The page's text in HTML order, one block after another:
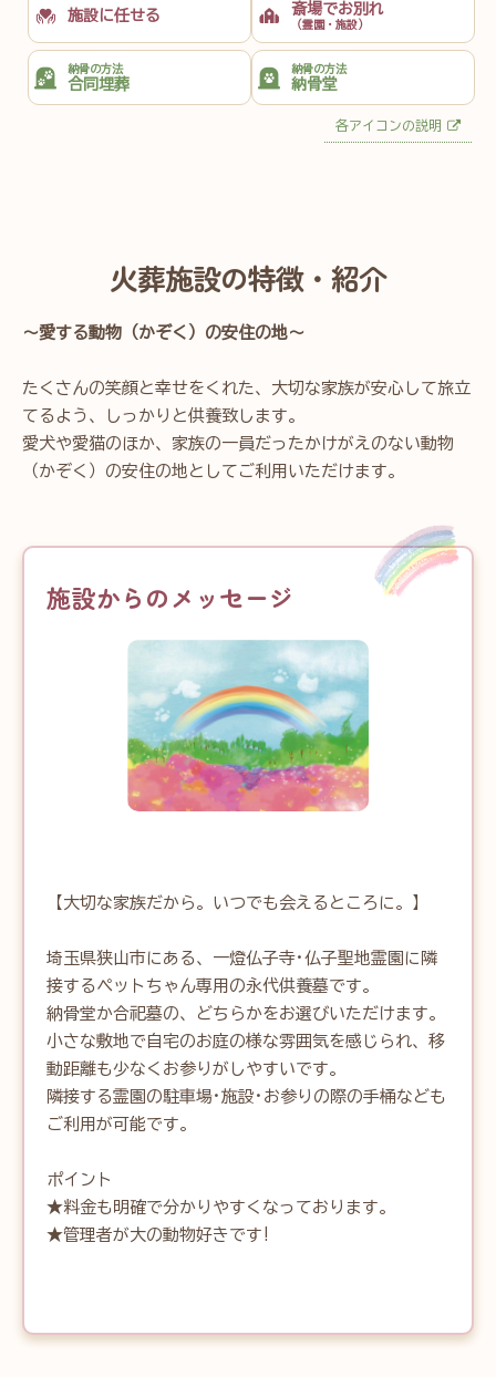
施設に任せる 斎場でお別れ
（霊園・施設）
納骨の方法
合同埋葬
納骨の方法
納骨堂
各アイコンの説明
火葬施設の特徴・紹介
～愛する動物（かぞく）の安住の地～
たくさんの笑顔と幸せをくれた、大切な家族が安心して旅立
てるよう、しっかりと供養致します。
愛犬や愛猫のほか、家族の一員だったかけがえのない動物
（かぞく）の安住の地としてご利用いただけます。
施設からのメッセージ
【大切な家族だから。いつでも会えるところに。】
埼玉県狭山市にある、一燈仏子寺·仏子聖地霊園に隣
接するペットちゃん専用の永代供養墓です。
納骨堂か合祀墓の、どちらかをお選びいただけます。
小さな敷地で自宅のお庭の様な雰囲気を感じられ、移
動距離も少なくお参りがしやすいです。
隣接する霊園の駐車場·施設·お参りの際の手桶なども
ご利用が可能です。
ポイント
★料金も明確で分かりやすくなっております。
★管理者が大の動物好きです!